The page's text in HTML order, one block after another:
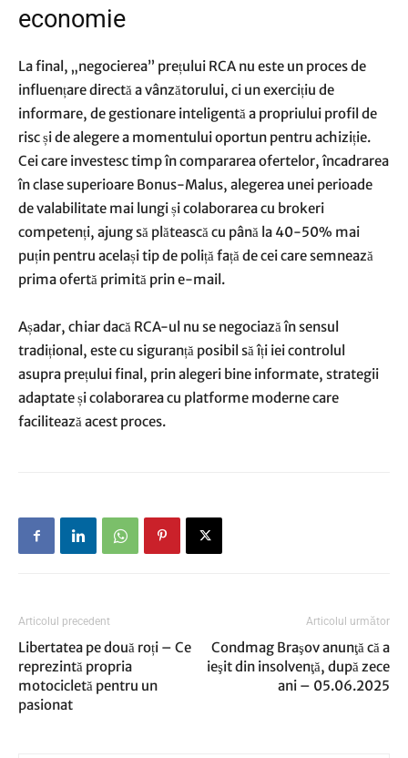
economie
La final, „negocierea” prețului RCA nu este un proces de
influențare directă a vânzătorului, ci un exercițiu de
informare, de gestionare inteligentă a propriului profil de
risc și de alegere a momentului oportun pentru achiziție.
Cei care investesc timp în compararea ofertelor, încadrarea
în clase superioare Bonus-Malus, alegerea unei perioade
de valabilitate mai lungi și colaborarea cu brokeri
competenți, ajung să plătească cu până la 40-50% mai
puțin pentru același tip de poliță față de cei care semnează
prima ofertă primită prin e-mail.
Așadar, chiar dacă RCA-ul nu se negociază în sensul
tradițional, este cu siguranță posibil să îți iei controlul
asupra prețului final, prin alegeri bine informate, strategii
adaptate și colaborarea cu platforme moderne care
facilitează acest proces.
Articolul precedent
Libertatea pe două roți – Ce
reprezintă propria
motocicletă pentru un
pasionat
Articolul următor
Condmag Braşov anunţă că a
ieşit din insolvenţă, după zece
ani – 05.06.2025